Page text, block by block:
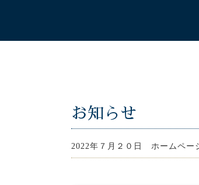
お知らせ
2022年７月２０日 ホームペー